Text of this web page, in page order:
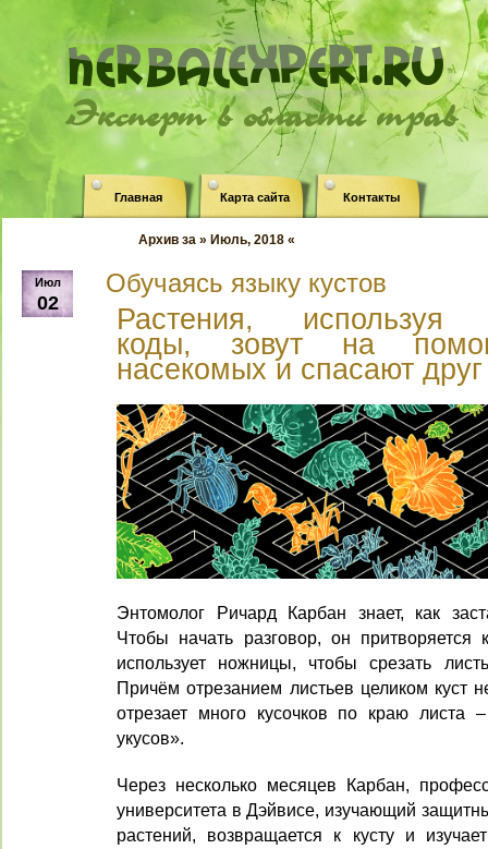
Эксперт в области трав
Главная Карта сайта Контакты
Архив за » Июль, 2018 «
Июл
02
Обучаясь языку кустов
Растения, используя
коды, зовут на
насекомых и спасают друг
Энтомолог Ричард Карбан знает, как
Чтобы начать разговор, он притворяется
использует ножницы, чтобы срезать
Причём отрезанием листьев целиком куст
отрезает много кусочков по краю листа
укусов».
Через несколько месяцев Карбан,
университета в Дэйвисе, изучающий
растений, возвращается к кусту и